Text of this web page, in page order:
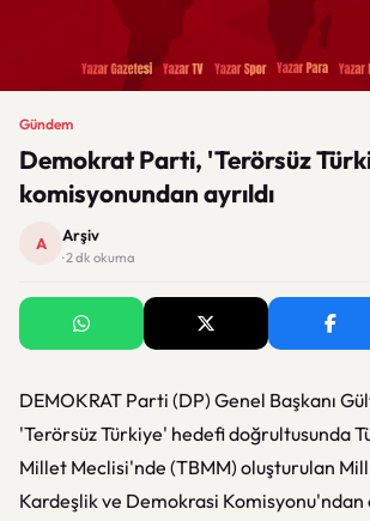
Gündem
Demokrat Parti, 'Terörsüz
komisyonundan ayrıldı
A Arşiv
· 2 dk okuma
DEMOKRAT Parti (DP) Genel Başkanı
'Terörsüz Türkiye' hedefi doğrultusunda
Millet Meclisi'nde (TBMM) oluşturulan
Kardeşlik ve Demokrasi